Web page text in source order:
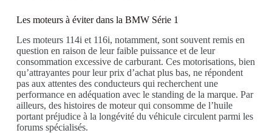
Les moteurs à éviter dans la BMW Série 1
Les moteurs 114i et 116i, notamment, sont souvent remis en
question en raison de leur faible puissance et de leur
consommation excessive de carburant. Ces motorisations, bien
qu’attrayantes pour leur prix d’achat plus bas, ne répondent
pas aux attentes des conducteurs qui recherchent une
performance en adéquation avec le standing de la marque. Par
ailleurs, des histoires de moteur qui consomme de l’huile
portant préjudice à la longévité du véhicule circulent parmi les
forums spécialisés.